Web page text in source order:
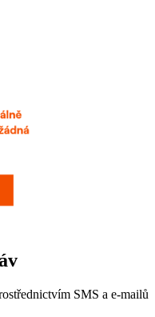
SMS a e-mailů